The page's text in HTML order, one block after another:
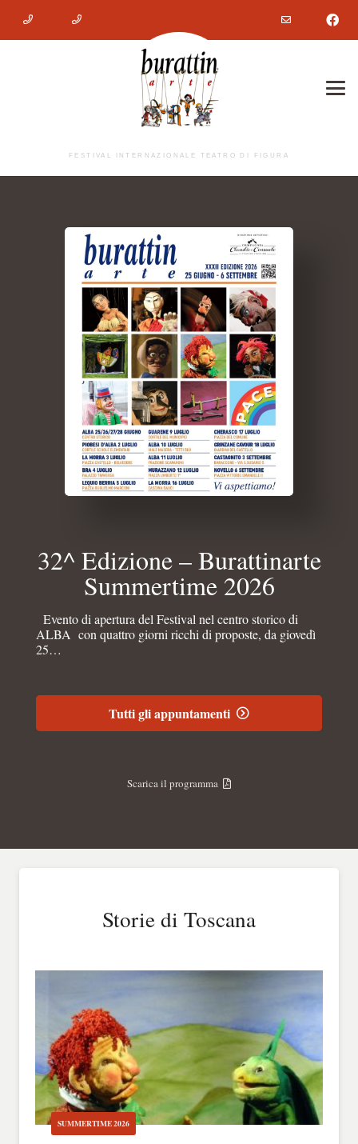
FESTIVAL INTERNAZIONALE TEATRO DI FIGURA
32^ Edizione – Burattinarte
Summertime 2026
Evento di apertura del Festival nel centro storico di
ALBA con quattro giorni ricchi di proposte, da giovedì
25…
Tutti gli appuntamenti
Scarica il programma
Storie di Toscana
SUMMERTIME 2026